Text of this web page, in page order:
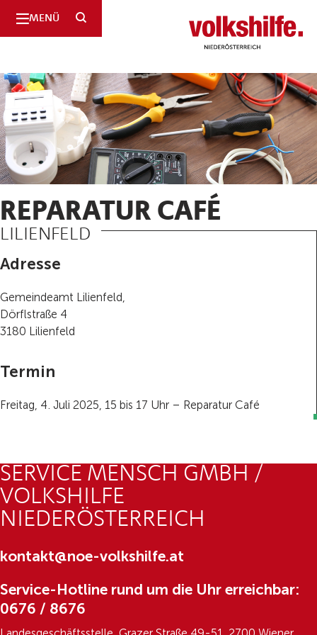
MENÜ SUCHE Niederösterreich
REPARATUR CAFÉ
LILIENFELD
Adresse
Gemeindeamt Lilienfeld,
Dörflstraße 4
3180 Lilienfeld
Termin
Freitag, 4. Juli 2025, 15 bis 17 Uhr – Reparatur Café
SERVICE MENSCH GMBH /
VOLKSHILFE
NIEDERÖSTERREICH
kontakt@noe-volkshilfe.at
Service-Hotline rund um die Uhr erreichbar:
0676 / 8676